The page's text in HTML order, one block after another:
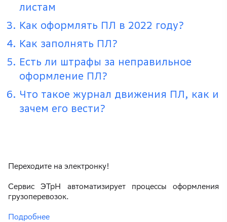
листам
Как оформлять ПЛ в 2022 году?
Как заполнять ПЛ?
Есть ли штрафы за неправильное
оформление ПЛ?
Что такое журнал движения ПЛ, как и
зачем его вести?
Переходите на электронку!
Сервис ЭТрН автоматизирует процессы оформления
грузоперевозок.
Подробнее